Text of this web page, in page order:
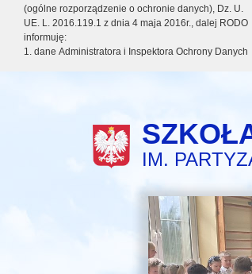
(ogólne rozporządzenie o ochronie danych), Dz. U.
UE. L. 2016.119.1 z dnia 4 maja 2016r., dalej RODO
informuję:
1. dane Administratora i Inspektora Ochrony Danych
IM.